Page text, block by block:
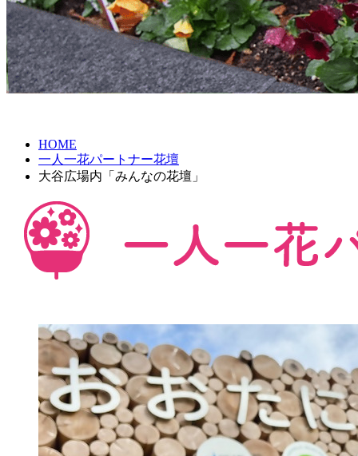
HOME
一人一花パートナー花壇
大谷広場内「みんなの花壇」